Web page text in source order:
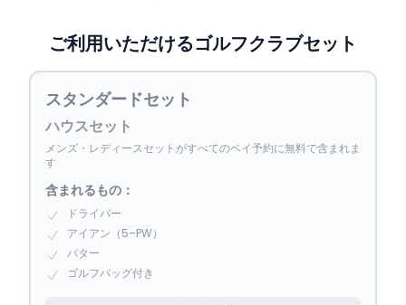
ご利用いただけるゴルフクラブセット
スタンダードセット
ハウスセット
メンズ・レディースセットがすべてのベイ予約に無料で含まれま
す
含まれるもの：
ドライバー
アイアン（5–PW）
パター
ゴルフバッグ付き